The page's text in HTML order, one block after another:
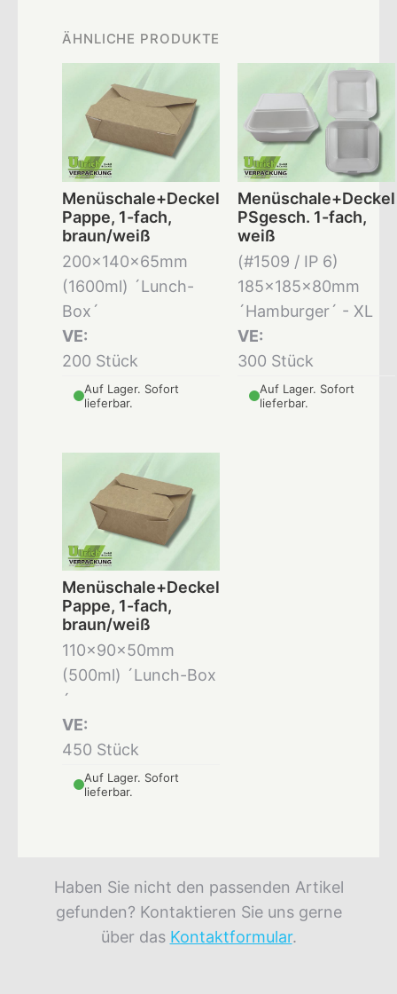
ÄHNLICHE PRODUKTE
Menüschale+Deckel
Pappe, 1-fach,
braun/weiß
200x140x65mm
(1600ml) ´Lunch-
Box´
VE:
200 Stück
Auf Lager. Sofort
lieferbar.
Menüschale+Deckel
PSgesch. 1-fach,
weiß
(#1509 / IP 6)
185x185x80mm
´Hamburger´ - XL
VE:
300 Stück
Auf Lager. Sofort
lieferbar.
Menüschale+Deckel
Pappe, 1-fach,
braun/weiß
110x90x50mm
(500ml) ´Lunch-Box
´
VE:
450 Stück
Auf Lager. Sofort
lieferbar.
Haben Sie nicht den passenden Artikel
gefunden? Kontaktieren Sie uns gerne
über das Kontaktformular.